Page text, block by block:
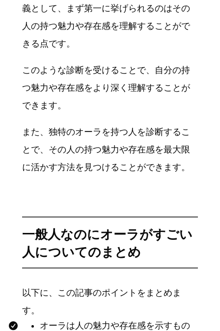
義として、まず第一に挙げられるのはその
人の持つ魅力や存在感を理解することがで
きる点です。
このような診断を受けることで、自分の持
つ魅力や存在感をより深く理解することが
できます。
また、独特のオーラを持つ人を診断するこ
とで、その人の持つ魅力や存在感を最大限
に活かす方法を見つけることができます。
一般人なのにオーラがすごい
人についてのまとめ
以下に、この記事のポイントをまとめま
す。
オーラは人の魅力や存在感を示すもの